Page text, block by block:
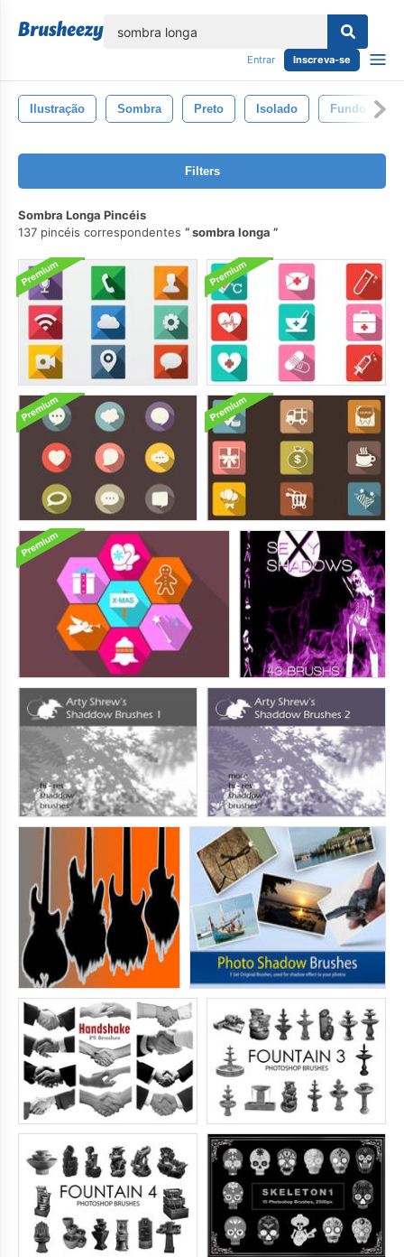
Entrar Inscreva-se
Ilustração Sombra Preto Isolado Fundo
Filters
Sombra Longa Pincéis
137 pincéis correspondentes
sombra longa